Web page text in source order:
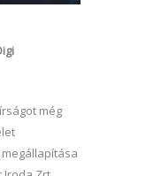
még